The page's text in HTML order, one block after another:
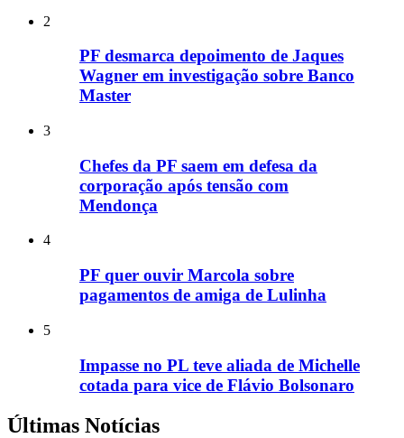
2
PF desmarca depoimento de Jaques
Wagner em investigação sobre Banco
Master
3
Chefes da PF saem em defesa da
corporação após tensão com
Mendonça
4
PF quer ouvir Marcola sobre
pagamentos de amiga de Lulinha
5
Impasse no PL teve aliada de Michelle
cotada para vice de Flávio Bolsonaro
Últimas Notícias